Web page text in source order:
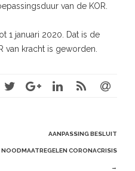
van de KOR.
1 januari 2020. Dat is de
van kracht is geworden.
AANPASSING BESLUIT
NOODMAATREGELEN CORONACRISIS
→